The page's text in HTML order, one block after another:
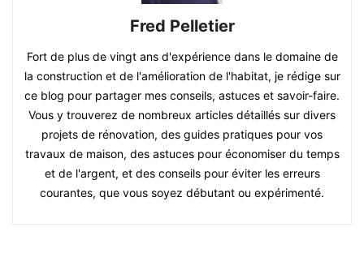
Fred Pelletier
Fort de plus de vingt ans d'expérience dans le domaine de
la construction et de l'amélioration de l'habitat, je rédige sur
ce blog pour partager mes conseils, astuces et savoir-faire.
Vous y trouverez de nombreux articles détaillés sur divers
projets de rénovation, des guides pratiques pour vos
travaux de maison, des astuces pour économiser du temps
et de l'argent, et des conseils pour éviter les erreurs
courantes, que vous soyez débutant ou expérimenté.